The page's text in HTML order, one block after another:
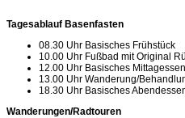
Tagesablauf Basenfasten
08.30 Uhr Basisches Frühstück
10.00 Uhr Fußbad mit Original
12.00 Uhr Basisches Mittagessen
13.00 Uhr Wanderung/
18.30 Uhr Basisches
Wanderungen/Radtouren